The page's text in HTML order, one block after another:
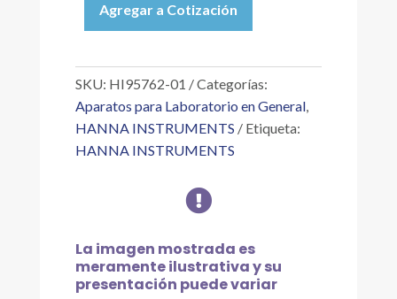
REACTIVOS
PARA
LIBRE,
ULTRA
BAJO,
MÉTODO
100
PRUEBAS
(CL?
Agregar a Cotización
SKU: HI95762-01
Categorías:
Aparatos para Laboratorio en General,
HANNA INSTRUMENTS
Etiqueta:
HANNA INSTRUMENTS

La imagen mostrada es
meramente ilustrativa y su
presentación puede variar